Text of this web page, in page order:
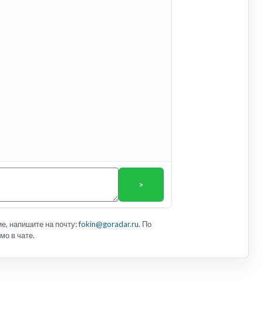
>
напишите на почту:fokin@goradar.ru. По
в чате.